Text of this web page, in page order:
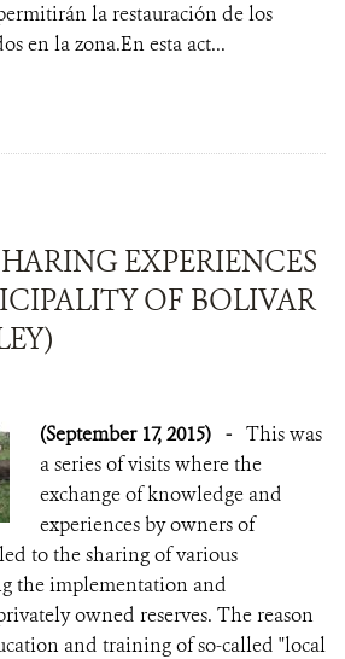
la restauración de los
en la zona.En esta act...
EXPERIENCES
OF BOLIVAR
(September 17, 2015) - This was
a series of visits where the
exchange of knowledge and
experiences by owners of
to the sharing of various
the implementation and
owned reserves. The reason
and training of so-called "local